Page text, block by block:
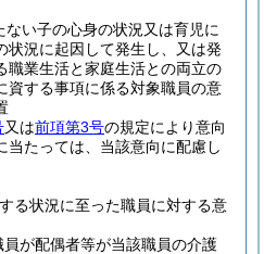
い子の心身の状況又は育児に
状況に起因して発生し、又は発
職業生活と家庭生活との両立の
資する事項に係る対象職員の意
又は前項第3号の規定により意向
当たっては、当該意向に配慮し
る状況に至った職員に対する意
が配偶者等が当該職員の介護